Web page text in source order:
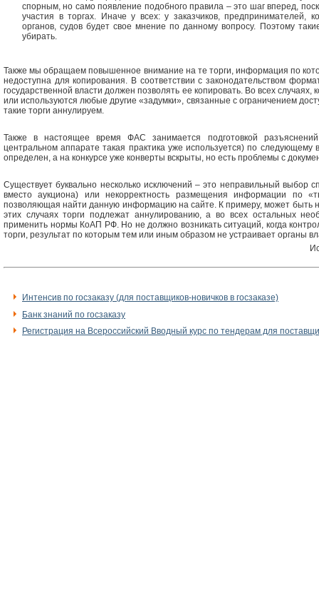
спорным, но само появление подобного правила – это шаг вперед,
участия в торгах. Иначе у всех: у заказчиков, предпринимателей,
органов, судов будет свое мнение по данному вопросу. Поэтому
убирать.
Также мы обращаем повышенное внимание на те торги, информация по
недоступна для копирования. В соответствии с законодательством
государственной власти должен позволять ее копировать. Во всех
или используются любые другие «задумки», связанные с ограничением
такие торги аннулируем.
Также в настоящее время ФАС занимается подготовкой
центральном аппарате такая практика уже используется) по
определен, а на конкурсе уже конверты вскрыты, но есть проблемы с
Существует буквально несколько исключений – это неправильный выбор
вместо аукциона) или некорректность размещения информации по
позволяющая найти данную информацию на сайте. К примеру, может быть
этих случаях торги подлежат аннулированию, а во всех остальных
применить нормы КоАП РФ. Но не должно возникать ситуаций, когда
торги, результат по которым тем или иным образом не устраивает органы
Интенсив по госзаказу (для поставщиков-новичков в госзаказе)
Банк знаний по госзаказу
Регистрация на Всероссийский Вводный курс по тендерам для